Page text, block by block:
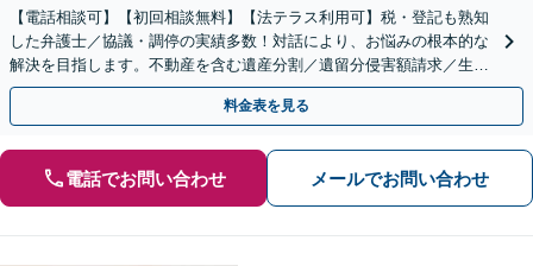
【電話相談可】【初回相談無料】【法テラス利用可】税・登記も熟知
した弁護士／協議・調停の実績多数！対話により、お悩みの根本的な
解決を目指します。不動産を含む遺産分割／遺留分侵害額請求／生前
対策を全面的にサポート【完全個室】【大宮駅3分】
料金表を見る
電話でお問い合わせ メールでお問い合わせ